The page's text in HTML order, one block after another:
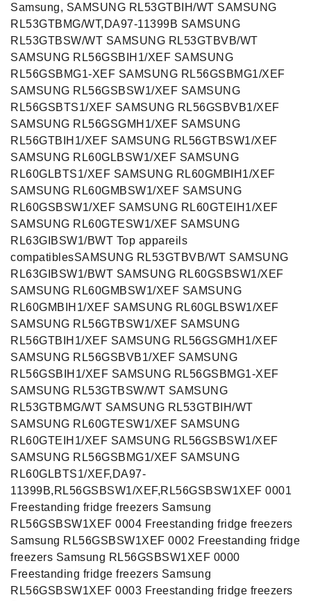
Samsung, SAMSUNG RL53GTBIH/WT SAMSUNG
RL53GTBMG/WT,DA97-11399B SAMSUNG
RL53GTBSW/WT SAMSUNG RL53GTBVB/WT
SAMSUNG RL56GSBIH1/XEF SAMSUNG
RL56GSBMG1-XEF SAMSUNG RL56GSBMG1/XEF
SAMSUNG RL56GSBSW1/XEF SAMSUNG
RL56GSBTS1/XEF SAMSUNG RL56GSBVB1/XEF
SAMSUNG RL56GSGMH1/XEF SAMSUNG
RL56GTBIH1/XEF SAMSUNG RL56GTBSW1/XEF
SAMSUNG RL60GLBSW1/XEF SAMSUNG
RL60GLBTS1/XEF SAMSUNG RL60GMBIH1/XEF
SAMSUNG RL60GMBSW1/XEF SAMSUNG
RL60GSBSW1/XEF SAMSUNG RL60GTEIH1/XEF
SAMSUNG RL60GTESW1/XEF SAMSUNG
RL63GIBSW1/BWT Top appareils
compatiblesSAMSUNG RL53GTBVB/WT SAMSUNG
RL63GIBSW1/BWT SAMSUNG RL60GSBSW1/XEF
SAMSUNG RL60GMBSW1/XEF SAMSUNG
RL60GMBIH1/XEF SAMSUNG RL60GLBSW1/XEF
SAMSUNG RL56GTBSW1/XEF SAMSUNG
RL56GTBIH1/XEF SAMSUNG RL56GSGMH1/XEF
SAMSUNG RL56GSBVB1/XEF SAMSUNG
RL56GSBIH1/XEF SAMSUNG RL56GSBMG1-XEF
SAMSUNG RL53GTBSW/WT SAMSUNG
RL53GTBMG/WT SAMSUNG RL53GTBIH/WT
SAMSUNG RL60GTESW1/XEF SAMSUNG
RL60GTEIH1/XEF SAMSUNG RL56GSBSW1/XEF
SAMSUNG RL56GSBMG1/XEF SAMSUNG
RL60GLBTS1/XEF,DA97-
11399B,RL56GSBSW1/XEF,RL56GSBSW1XEF 0001
Freestanding fridge freezers Samsung
RL56GSBSW1XEF 0004 Freestanding fridge freezers
Samsung RL56GSBSW1XEF 0002 Freestanding fridge
freezers Samsung RL56GSBSW1XEF 0000
Freestanding fridge freezers Samsung
RL56GSBSW1XEF 0003 Freestanding fridge freezers